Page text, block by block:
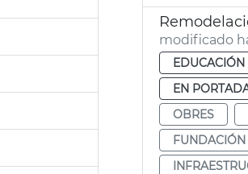
modificado
EDUCACIÓN
EN
OBRES